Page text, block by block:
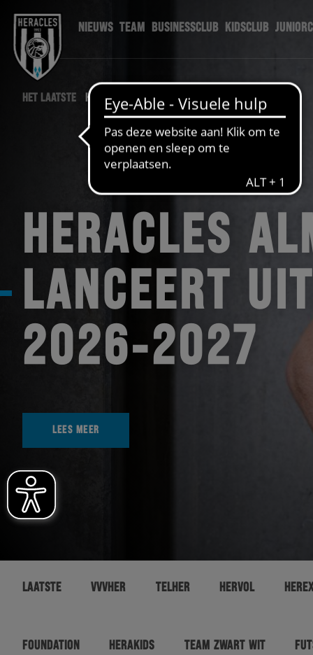
NIEUWS TEAM BUSINESSCLUB KIDSCLUB
HET LAATSTE HERACLES NIEUWS
HERACLES
LANCEERT
2026-2027
LEES MEER
LAATSTE VVVHER TELHER HERVOL
FOUNDATION HERAKIDS TEAM ZWART WIT